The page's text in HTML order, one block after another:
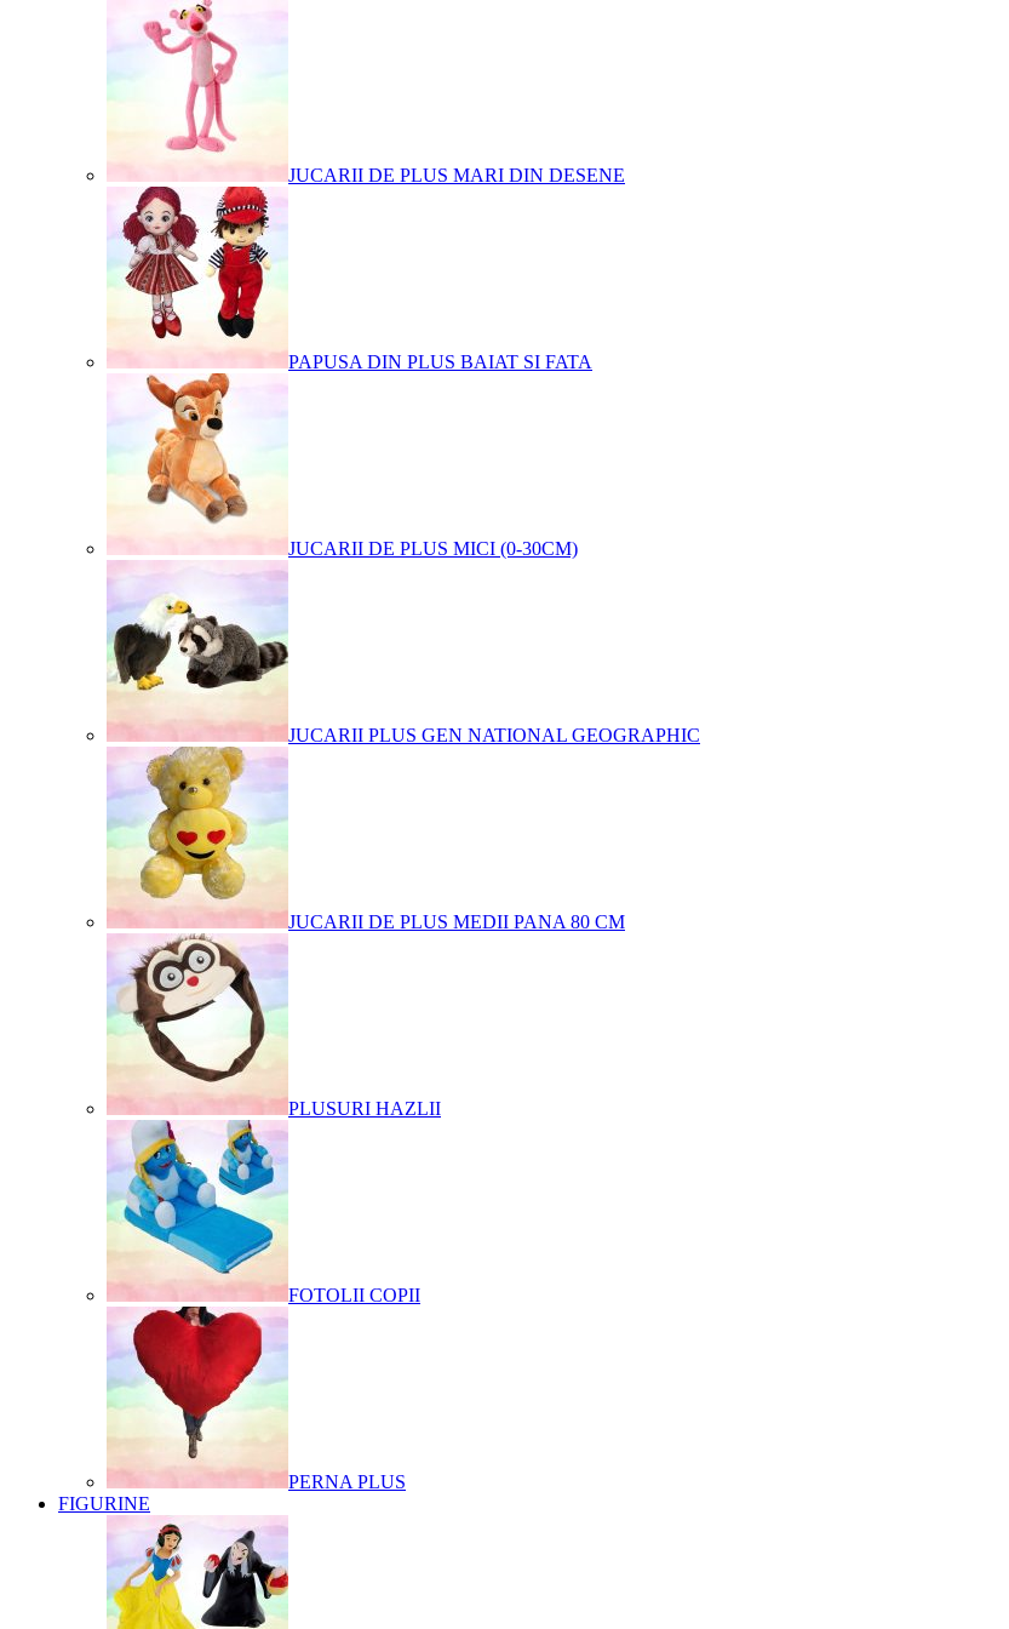
JUCARII DE PLUS MARI DIN DESENE
PAPUSA DIN PLUS BAIAT SI FATA
JUCARII DE PLUS MICI (0-30CM)
JUCARII PLUS GEN NATIONAL GEOGRAPHIC
JUCARII DE PLUS MEDII PANA 80 CM
PLUSURI HAZLII
FOTOLII COPII
PERNA PLUS
FIGURINE